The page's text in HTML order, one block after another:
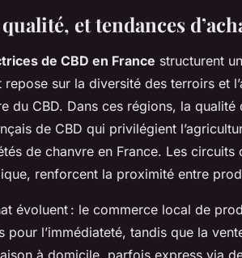
et tendances
de CBD en France structurent
repose sur la diversité des terroirs et
du CBD. Dans ces régions, la
de CBD qui privilégient
de chanvre en France. Les
renforcent la proximité entre
évoluent : le commerce local de
pour l’immédiateté, tandis que la